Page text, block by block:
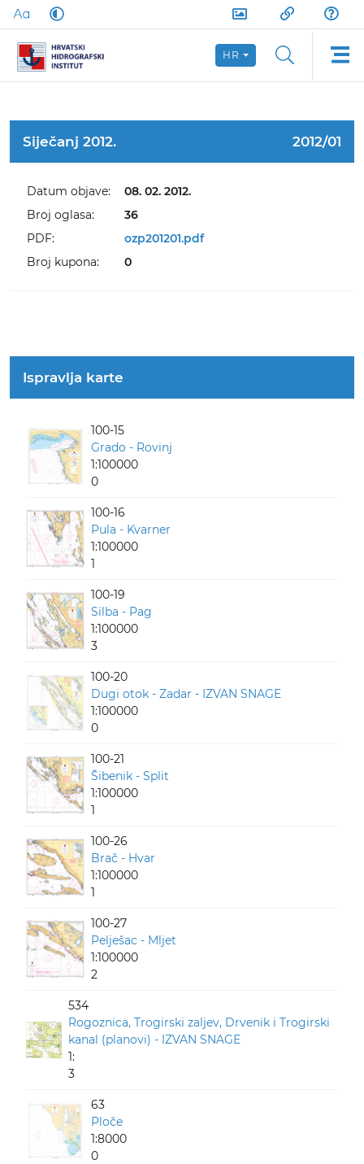
HR
Siječanj 2012. 2012/01
Datum objave:
08. 02. 2012.
Broj oglasa:
36
PDF:
ozp201201.pdf
Broj kupona:
0
Ispravlja karte
100-15
Grado - Rovinj
1:100000
0
100-16
Pula - Kvarner
1:100000
1
100-19
Silba - Pag
1:100000
3
100-20
Dugi otok - Zadar - IZVAN SNAGE
1:100000
0
100-21
Šibenik - Split
1:100000
1
100-26
Brač - Hvar
1:100000
1
100-27
Pelješac - Mljet
1:100000
2
534
Rogoznica, Trogirski zaljev, Drvenik i Trogirski
kanal (planovi) - IZVAN SNAGE
1:
3
63
Ploče
1:8000
0